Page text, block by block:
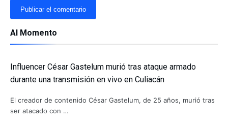
Al Momento
Influencer César Gastelum murió tras ataque armado
durante una transmisión en vivo en Culiacán
El creador de contenido César Gastelum, de 25 años, murió tras
ser atacado con …